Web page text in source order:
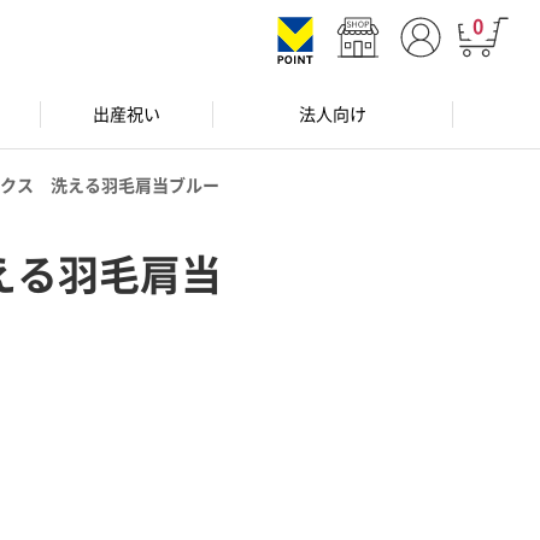
0
出産祝い 法人向け
ス 洗える羽毛肩当ブルー
羽毛肩当